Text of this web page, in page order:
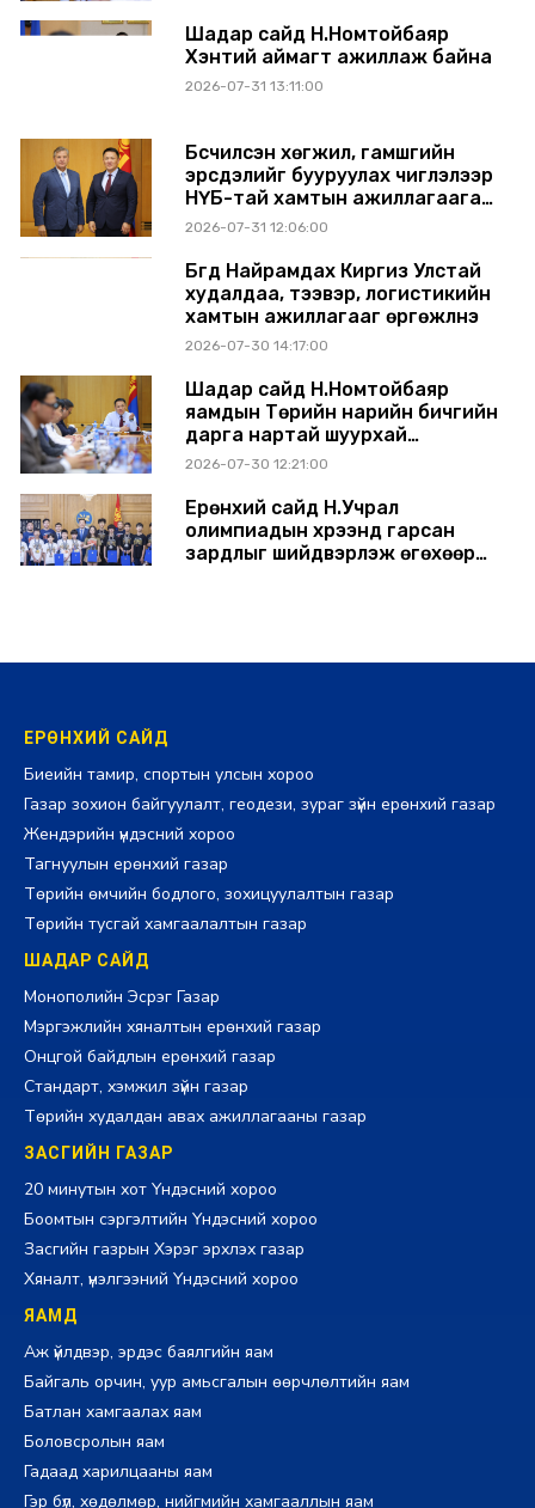
Шадар сайд Н.Номтойбаяр
Хэнтий аймагт ажиллаж байна
2026-07-31 13:11:00
Бүсчилсэн хөгжил, гамшгийн
эрсдэлийг бууруулах чиглэлээр
НҮБ-тай хамтын ажиллагаагаа
өргөжүүлэхээр санал солилцлоо
2026-07-31 12:06:00
Бүгд Найрамдах Киргиз Улстай
худалдаа, тээвэр, логистикийн
хамтын ажиллагааг өргөжүүлнэ
2026-07-30 14:17:00
Шадар сайд Н.Номтойбаяр
яамдын Төрийн нарийн бичгийн
дарга нартай шуурхай
хуралдлаа
2026-07-30 12:21:00
Ерөнхий сайд Н.Учрал
олимпиадын хүрээнд гарсан
зардлыг шийдвэрлэж өгөхөөр
ЕРӨНХИЙ САЙД
Биеийн тамир, спортын улсын хороо
Газар зохион байгуулалт, геодези, зураг зүйн ерөнхий газар
Жендэрийн үндэсний хороо
Тагнуулын ерөнхий газар
Төрийн өмчийн бодлого, зохицуулалтын газар
Төрийн тусгай хамгаалалтын газар
ШАДАР САЙД
Монополийн Эсрэг Газар
Мэргэжлийн хяналтын ерөнхий газар
Онцгой байдлын ерөнхий газар
Стандарт, хэмжил зүйн газар
Төрийн худалдан авах ажиллагааны газар
ЗАСГИЙН ГАЗАР
20 минутын хот Үндэсний хороо
Боомтын сэргэлтийн Үндэсний хороо
Засгийн газрын Хэрэг эрхлэх газар
Хяналт, үнэлгээний Үндэсний хороо
ЯАМД
Аж үйлдвэр, эрдэс баялгийн яам
Байгаль орчин, уур амьсгалын өөрчлөлтийн яам
Батлан хамгаалах яам
Боловсролын яам
Гадаад харилцааны яам
Гэр бүл, хөдөлмөр, нийгмийн хамгааллын яам